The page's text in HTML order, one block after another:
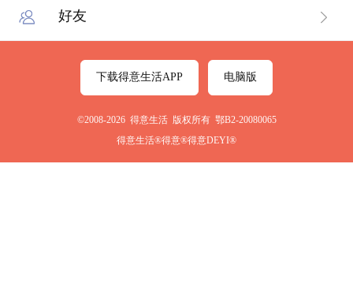
好友
下载得意生活APP 电脑版
©2008-2026 得意生活 版权所有 鄂B2-20080065
得意生活®得意®得意DEYI®